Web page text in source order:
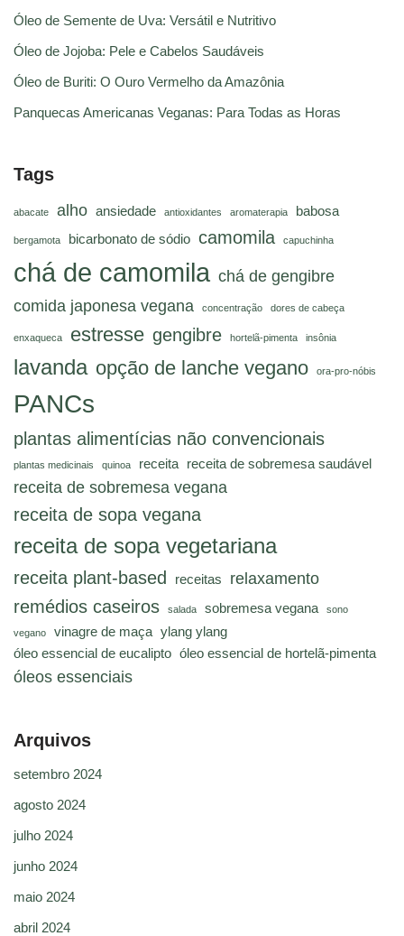
Óleo de Semente de Uva: Versátil e Nutritivo
Óleo de Jojoba: Pele e Cabelos Saudáveis
Óleo de Buriti: O Ouro Vermelho da Amazônia
Panquecas Americanas Veganas: Para Todas as Horas
Tags
abacate alho ansiedade antioxidantes aromaterapia babosa
bergamota bicarbonato de sódio camomila capuchinha
chá de camomila chá de gengibre
comida japonesa vegana
concentração dores de cabeça
enxaqueca estresse gengibre hortelã-pimenta insônia
lavanda opção de lanche vegano ora-pro-nóbis
PANCs
plantas alimentícias não convencionais
plantas medicinais quinoa receita receita de sobremesa saudável
receita de sobremesa vegana
receita de sopa vegana
receita de sopa vegetariana
receita plant-based receitas relaxamento
remédios caseiros salada sobremesa vegana sono
vegano vinagre de maça ylang ylang
óleo essencial de eucalipto óleo essencial de hortelã-pimenta
óleos essenciais
Arquivos
setembro 2024
agosto 2024
julho 2024
junho 2024
maio 2024
abril 2024